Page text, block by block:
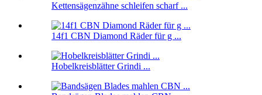
Kettensägenzähne schleifen scharf ...
14f1 CBN Diamond Räder für g ...
Hobelkreisblätter Grindi ...